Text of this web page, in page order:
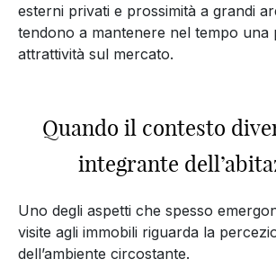
esterni privati e prossimità a grandi
tendono a mantenere nel tempo una
attrattività sul mercato.
Quando il contesto
integrante
Uno degli aspetti che spesso
visite agli immobili riguarda la
dell’ambiente circostante.